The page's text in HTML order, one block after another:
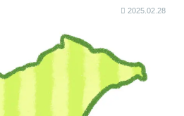
2025.02.28